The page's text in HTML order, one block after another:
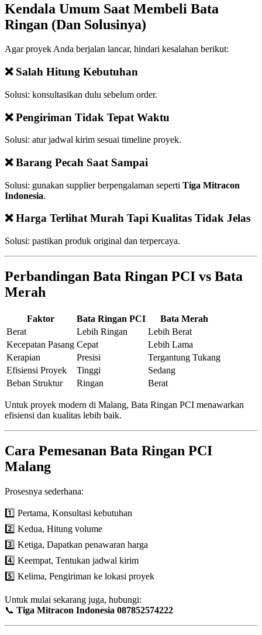
Kendala Umum Saat Membeli Bata
Ringan (Dan Solusinya)
Agar proyek Anda berjalan lancar, hindari kesalahan berikut:
❌ Salah Hitung Kebutuhan
Solusi: konsultasikan dulu sebelum order.
❌ Pengiriman Tidak Tepat Waktu
Solusi: atur jadwal kirim sesuai timeline proyek.
❌ Barang Pecah Saat Sampai
Solusi: gunakan supplier berpengalaman seperti Tiga Mitracon
Indonesia.
❌ Harga Terlihat Murah Tapi Kualitas Tidak Jelas
Solusi: pastikan produk original dan terpercaya.
Perbandingan Bata Ringan PCI vs Bata
Merah
Faktor Bata Ringan PCI
Bata Merah
Berat
Lebih Ringan
Lebih Berat
Kecepatan Pasang Cepat
Lebih Lama
Kerapian
Presisi
Tergantung Tukang
Efisiensi Proyek
Tinggi
Sedang
Beban Struktur
Ringan Berat
Untuk proyek modern di Malang, Bata Ringan PCI menawarkan
efisiensi dan kualitas lebih baik.
Cara Pemesanan Bata Ringan PCI
Malang
Prosesnya sederhana:
1️⃣ Pertama, Konsultasi kebutuhan
2️⃣ Kedua, Hitung volume
3️⃣ Ketiga, Dapatkan penawaran harga
4️⃣ Keempat, Tentukan jadwal kirim
5️⃣ Kelima, Pengiriman ke lokasi proyek
Untuk mulai sekarang juga, hubungi:
📞 Tiga Mitracon Indonesia 087852574222